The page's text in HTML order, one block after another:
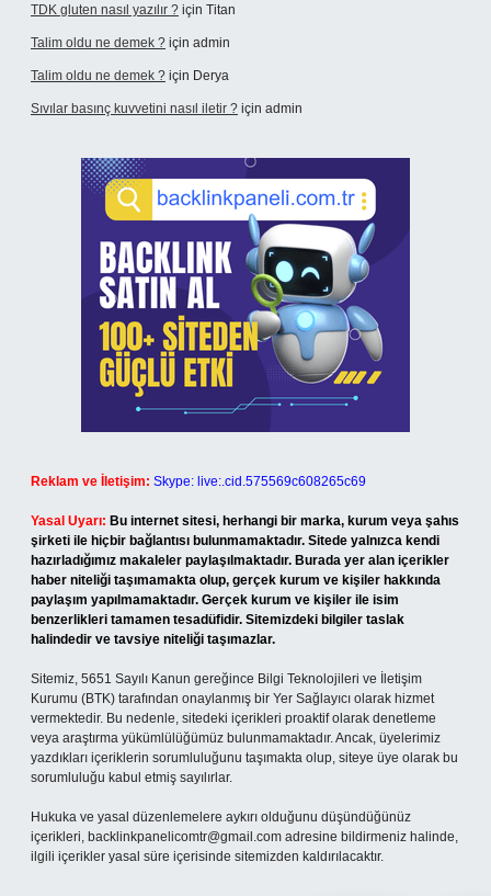
TDK gluten nasıl yazılır ? için Titan
Talim oldu ne demek ? için admin
Talim oldu ne demek ? için Derya
Sıvılar basınç kuvvetini nasıl iletir ? için admin
Reklam ve İletişim: Skype: live:.cid.575569c608265c69
Yasal Uyarı: Bu internet sitesi, herhangi bir marka, kurum veya şahıs
şirketi ile hiçbir bağlantısı bulunmamaktadır. Sitede yalnızca kendi
hazırladığımız makaleler paylaşılmaktadır. Burada yer alan içerikler
haber niteliği taşımamakta olup, gerçek kurum ve kişiler hakkında
paylaşım yapılmamaktadır. Gerçek kurum ve kişiler ile isim
benzerlikleri tamamen tesadüfidir. Sitemizdeki bilgiler taslak
halindedir ve tavsiye niteliği taşımazlar.
Sitemiz, 5651 Sayılı Kanun gereğince Bilgi Teknolojileri ve İletişim
Kurumu (BTK) tarafından onaylanmış bir Yer Sağlayıcı olarak hizmet
vermektedir. Bu nedenle, sitedeki içerikleri proaktif olarak denetleme
veya araştırma yükümlülüğümüz bulunmamaktadır. Ancak, üyelerimiz
yazdıkları içeriklerin sorumluluğunu taşımakta olup, siteye üye olarak bu
sorumluluğu kabul etmiş sayılırlar.
Hukuka ve yasal düzenlemelere aykırı olduğunu düşündüğünüz
içerikleri, backlinkpanelicomtr@gmail.com adresine bildirmeniz halinde,
ilgili içerikler yasal süre içerisinde sitemizden kaldırılacaktır.